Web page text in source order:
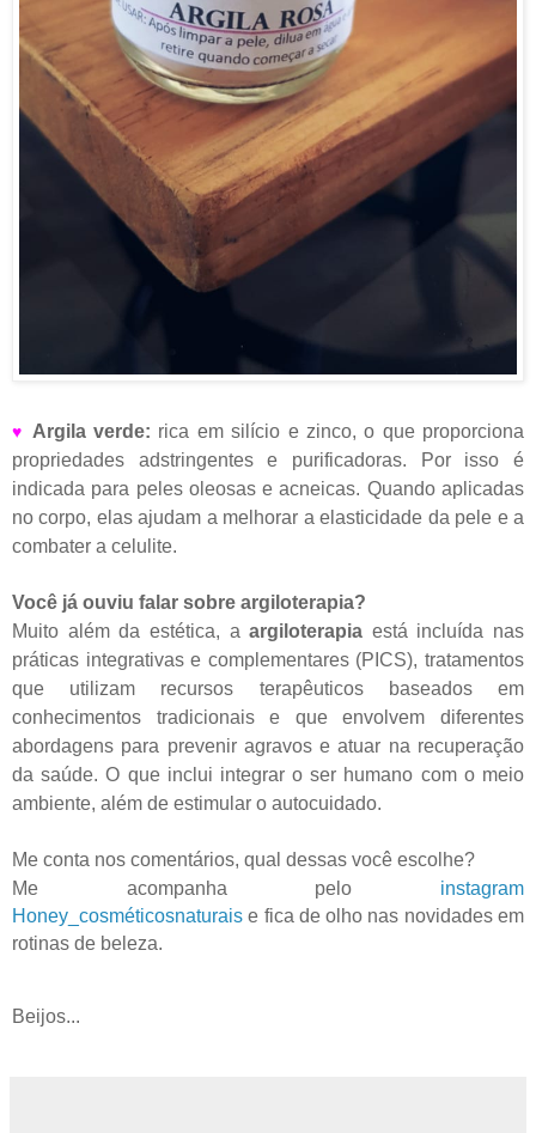
♥ Argila verde: rica em silício e zinco, o que proporciona
propriedades adstringentes e purificadoras. Por isso é
indicada para peles oleosas e acneicas. Quando aplicadas
no corpo, elas ajudam a melhorar a elasticidade da pele e a
combater a celulite.
Você já ouviu falar sobre argiloterapia?
Muito além da estética, aargiloterapia está incluída nas
práticas integrativas e complementares (PICS), tratamentos
que utilizam recursos terapêuticos baseados em
conhecimentos tradicionais e que envolvem diferentes
abordagens para prevenir agravos e atuar na recuperação
da saúde. O que inclui integrar o ser humano com o meio
ambiente, além de estimular o autocuidado.
Me conta nos comentários, qual dessas você escolhe?
Me acompanha pelo
instagram
Honey_cosméticosnaturais e fica de olho nas novidades em
rotinas de beleza.
Beijos...